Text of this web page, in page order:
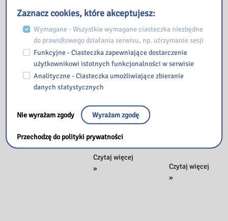
2024
Szanowni
Czytelnicy!!!
Tu jesteśmy
ul.Kolejowa
36 tel. 518
306 389
siedziba
Czytelnicy!!!
Tu
»
spotkanie
Współpracy i
enia dla
bibliotekarzy
szkolnych.
Poruszano
dotyczące
opracowania
lektur
Spotkanie
sieci
Czytaj więcej
»
książki
wycofane ze
zbiorów.
Zapraszamy
do
Darmowe
egzemplarze
Czytaj więcej
»
Zaznacz cookies, które akceptujesz:
Wymagane - Wszystkie wymagane ciasteczka niezbędne
do prawidłowego działania serwisu, np. utrzymanie sesji
Funkcyjne - Ciasteczka zapewniające dostarczenie
użytkownikowi istotnych funkcjonalności w serwisie
Analityczne - Ciasteczka umożliwiające zbieranie
danych statystycznych
Nie wyrażam zgody Wyrażam zgodę
Przechodzę do polityki prywatności